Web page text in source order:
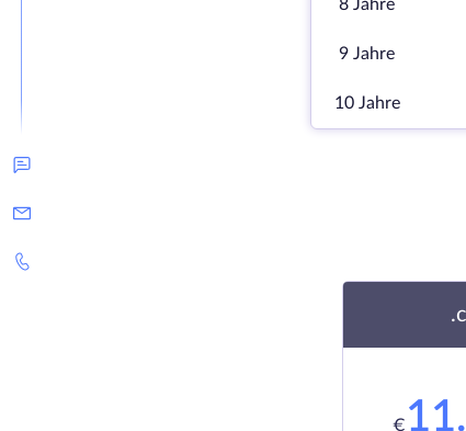
8 Jahre
9 Jahre
10 Jahre
€